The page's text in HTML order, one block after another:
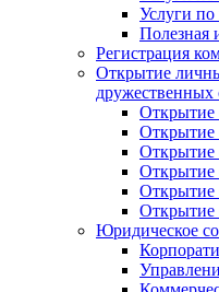
Услуги
Регистрация
Открытие
дружественных
Открытие
Открытие
Открытие
Открытие
Открытие
Открытие
Юридическое